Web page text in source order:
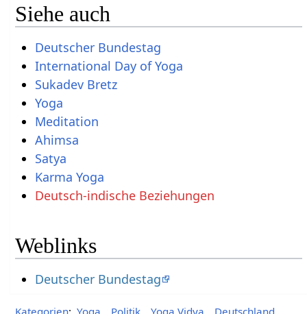
Siehe auch
Deutscher Bundestag
International Day of Yoga
Sukadev Bretz
Yoga
Meditation
Ahimsa
Satya
Karma Yoga
Deutsch-indische Beziehungen
Weblinks
Deutscher Bundestag
Kategorien: Yoga Politik Yoga Vidya Deutschland